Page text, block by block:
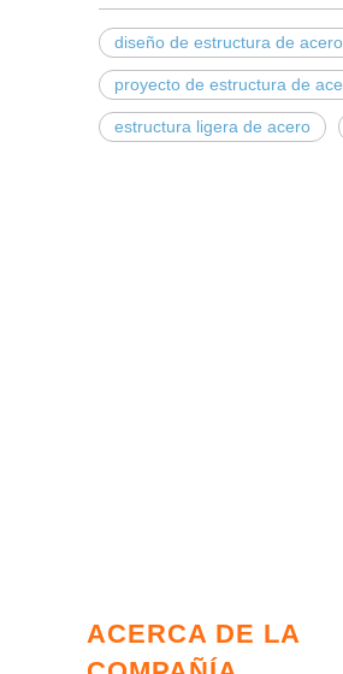
diseño de estructura de acero
proyecto de estructura de
estructura ligera de acero
ACERCA DE LA